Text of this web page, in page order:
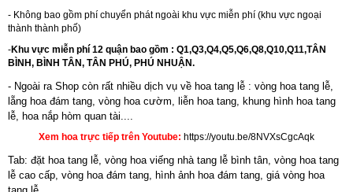
- Không bao gồm phí chuyển phát ngoài khu vực miễn phí (khu vực ngoại
thành thành phố)
-Khu vực miễn phí 12 quận bao gồm : Q1,Q3,Q4,Q5,Q6,Q8,Q10,Q11,TÂN
BÌNH, BÌNH TÂN, TÂN PHÚ, PHÚ NHUẬN.
- Ngoài ra Shop còn rất nhiều dịch vụ về hoa tang lễ : vòng hoa tang lễ,
lẵng hoa đám tang, vòng hoa cườm, liễn hoa tang, khung hình hoa tang
lễ, hoa nắp hòm quan tài....
Xem hoa trực tiếp trên Youtube: https://youtu.be/8NVXsCgcAqk
Tab: đặt hoa tang lễ, vòng hoa viếng nhà tang lễ bình tân, vòng hoa tang
lễ cao cấp, vòng hoa đám tang, hình ảnh hoa đám tang, giá vòng hoa